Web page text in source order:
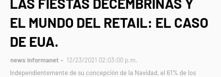
LAS FIESTAS DECEMBRINAS Y
EL MUNDO DEL RETAIL: EL CASO
DE EUA.
news informanet
12/23/2021 02:03:00 p.m.
Independientemente de su concepción de la Navidad, el 61% de los